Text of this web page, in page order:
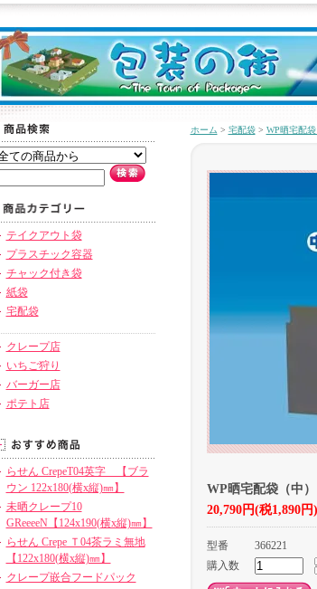
テイクアウト袋
プラスチック容器
チャック付き袋
紙袋
宅配袋
クレープ店
いちご狩り
バーガー店
ポテト店
らせん CrepeT04英字 【ブラ
ウン 122x180(横x縦)㎜】
未晒クレープ10
GReeeeN【124x190(横x縦)㎜】
らせん Crepe Ｔ04茶ラミ無地
【122x180(横x縦)㎜】
クレープ嵌合フードパック
ホーム > 宅配袋> WP晒宅配
WP晒宅配袋（中）
20,790円(税1,890円)
型番
366221
購入数